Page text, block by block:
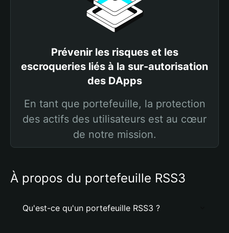
Prévenir les risques et les
escroqueries liés à la sur-autorisation
des DApps
En tant que portefeuille, la protection
des actifs des utilisateurs est au cœur
de notre mission.
À propos du portefeuille RSS3
Qu'est-ce qu'un portefeuille RSS3 ?